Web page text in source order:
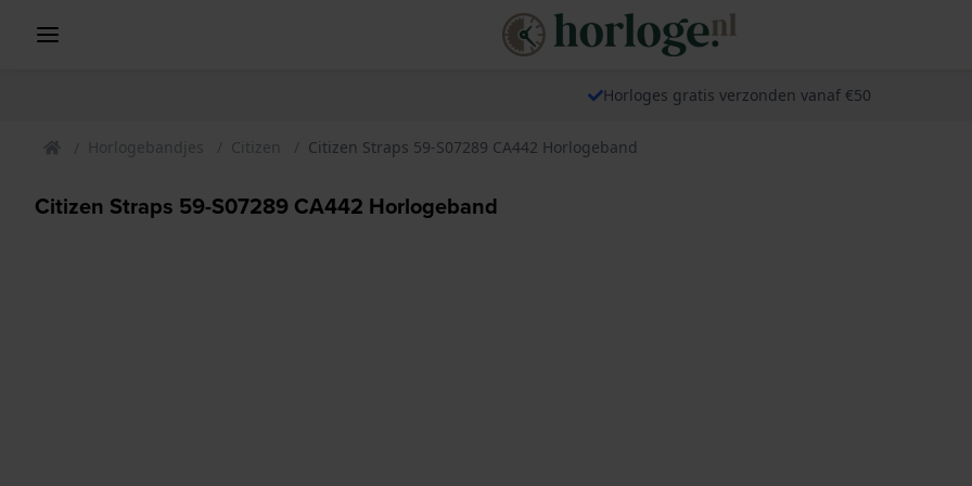
Horloges gratis verzonden vanaf €50
Horlogebandjes Citizen Citizen Straps 59-S07289 CA442 Horlogeband
Citizen Straps 59-S07289 CA442 Horlogeband